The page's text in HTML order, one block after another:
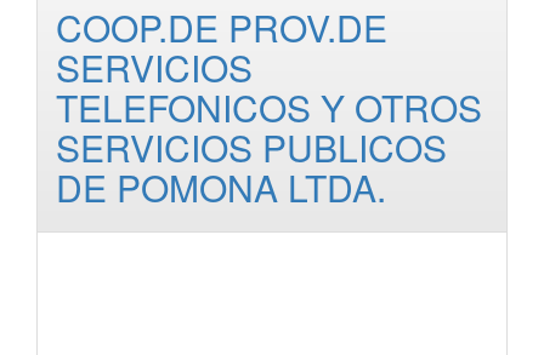
COOP.DE PROV.DE
SERVICIOS
TELEFONICOS Y OTROS
SERVICIOS PUBLICOS
DE POMONA LTDA.